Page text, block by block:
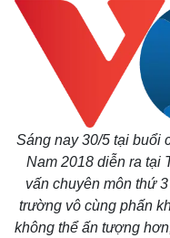
Sáng nay 30/5 tại buổi
Nam 2018 diễn ra tại
vấn chuyên môn thứ
trường vô cùng phấn
không thể ấn tượng